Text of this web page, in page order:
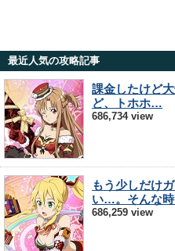
最近人気の攻略記事
課金したけど
ど、トホホ…
686,734 view
もう少しだけ
い…。そんな時
686,259 view